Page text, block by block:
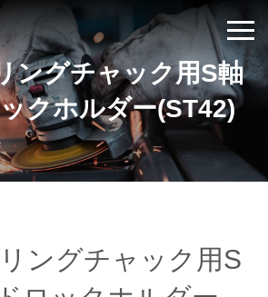
ングチャック用S軸
クホルダー(ST42)
ングチャック用S